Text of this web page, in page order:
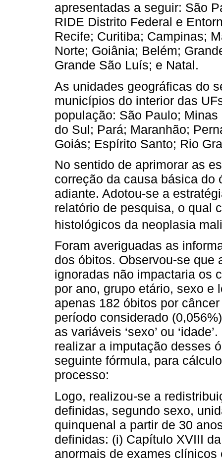
apresentadas a seguir: São
RIDE Distrito Federal e
Recife; Curitiba; Campinas;
Norte; Goiânia; Belém;
Grande São Luís; e Natal.
As unidades geográficas do
municípios do interior das
população: São Paulo;
do Sul; Pará; Maranhão;
Goiás; Espírito Santo; Rio
No sentido de aprimorar as
correção da causa básica do
adiante. Adotou-se a
relatório de pesquisa, o qual
histológicos da neoplasia
Foram averiguadas as
dos óbitos. Observou-se que
ignoradas não impactaria os
por ano, grupo etário, sexo e
apenas 182 óbitos por
período considerado
as variáveis ‘sexo’ ou
realizar a imputação desses
seguinte fórmula, para
processo:
Logo, realizou-se a
definidas, segundo sexo,
quinquenal a partir de 30
definidas: (i) Capítulo XVIII
anormais de exames